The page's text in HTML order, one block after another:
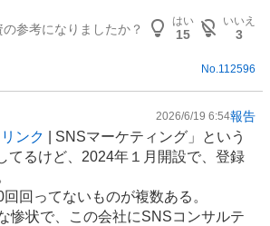
の参考になりましたか？
はい
15
いいえ
3
No.112596
2026/6/19 6:54報告
ンク SNSマーケティング 」という
てるけど、2024年１月開設で、登録
回ってないものが複数ある。
惨状で、この会社にSNSコンサルテ